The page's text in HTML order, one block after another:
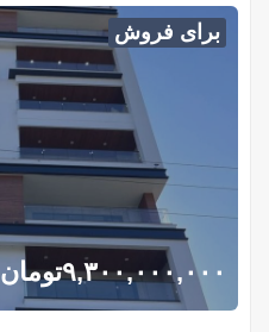
برای فروش
۹,۳۰۰,۰۰۰,۰۰۰تومان